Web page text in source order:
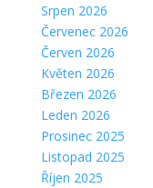
Srpen 2026
Červenec 2026
Červen 2026
Květen 2026
Březen 2026
Leden 2026
Prosinec 2025
Listopad 2025
Říjen 2025